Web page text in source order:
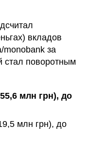
вкладов
monobank за
стал поворотным
млн грн), до
млн грн), до